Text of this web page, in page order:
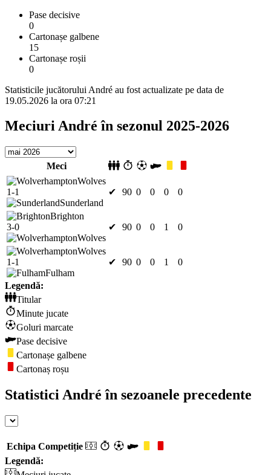
Pase decisive
0
Cartonașe galbene
15
Cartonașe roșii
0
Statisticile jucătorului André au fost actualizate pe data de
19.05.2026 la ora 07:21
Meciuri André în sezonul 2025-2026
Meci
Wolves
1-1
Sunderland
✔ 90 0 0 0 0
Brighton
3-0
Wolves
✔ 90 0 0 1 0
Wolves
1-1
Fulham
✔ 90 0 0 1 0
Legendă:
Titular
Minute jucate
Goluri marcate
Pase decisive
Cartonașe galbene
Cartonaș roșu
Statistici André în sezoanele precedente
Echipa Competiție
Legendă: